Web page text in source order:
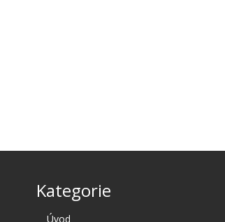
Kategorie
Úvod